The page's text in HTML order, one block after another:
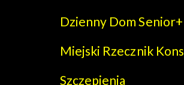
Dzienny Dom Senior+
Miejski Rzecznik
Szczepienia